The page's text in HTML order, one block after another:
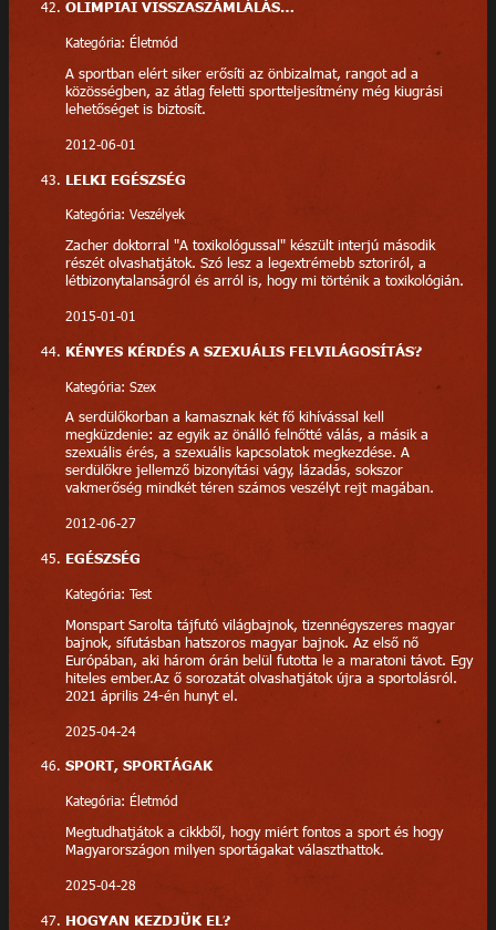
OLIMPIAI VISSZASZÁMLÁLÁS…
Kategória: Életmód
A sportban elért siker erősíti az önbizalmat, rangot ad a
közösségben, az átlag feletti sportteljesítmény még kiugrási
lehetőséget is biztosít.
2012-06-01
LELKI EGÉSZSÉG
Kategória: Veszélyek
Zacher doktorral "A toxikológussal" készült interjú második
részét olvashatjátok. Szó lesz a legextrémebb sztoriról, a
létbizonytalanságról és arról is, hogy mi történik a toxikológián.
2015-01-01
KÉNYES KÉRDÉS A SZEXUÁLIS FELVILÁGOSÍTÁS?
Kategória: Szex
A serdülőkorban a kamasznak két fő kihívással kell
megküzdenie: az egyik az önálló felnőtté válás, a másik a
szexuális érés, a szexuális kapcsolatok megkezdése. A
serdülőkre jellemző bizonyítási vágy, lázadás, sokszor
vakmerőség mindkét téren számos veszélyt rejt magában.
2012-06-27
EGÉSZSÉG
Kategória: Test
Monspart Sarolta tájfutó világbajnok, tizennégyszeres magyar
bajnok, sífutásban hatszoros magyar bajnok. Az első nő
Európában, aki három órán belül futotta le a maratoni távot. Egy
hiteles ember.Az ő sorozatát olvashatjátok újra a sportolásról.
2021 április 24-én hunyt el.
2025-04-24
SPORT, SPORTÁGAK
Kategória: Életmód
Megtudhatjátok a cikkből, hogy miért fontos a sport és hogy
Magyarországon milyen sportágakat választhattok.
2025-04-28
HOGYAN KEZDJÜK EL?